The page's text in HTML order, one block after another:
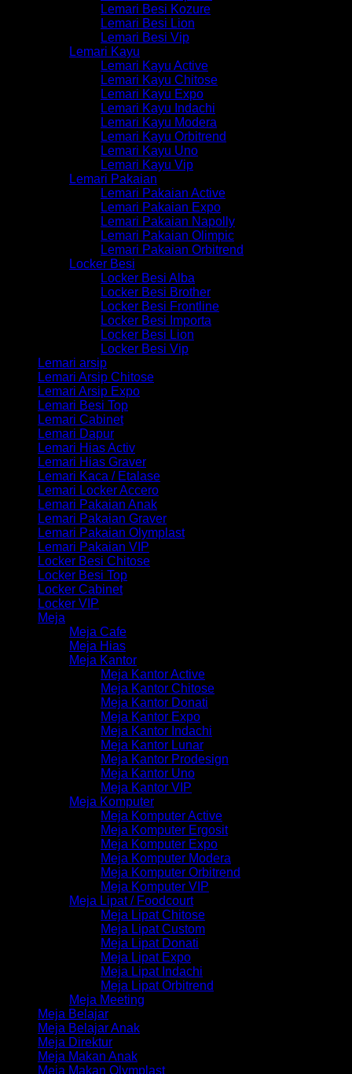
Lemari Besi Kozure
Lemari Besi Lion
Lemari Besi Vip
Lemari Kayu
Lemari Kayu Active
Lemari Kayu Chitose
Lemari Kayu Expo
Lemari Kayu Indachi
Lemari Kayu Modera
Lemari Kayu Orbitrend
Lemari Kayu Uno
Lemari Kayu Vip
Lemari Pakaian
Lemari Pakaian Active
Lemari Pakaian Expo
Lemari Pakaian Napolly
Lemari Pakaian Olimpic
Lemari Pakaian Orbitrend
Locker Besi
Locker Besi Alba
Locker Besi Brother
Locker Besi Frontline
Locker Besi Importa
Locker Besi Lion
Locker Besi Vip
Lemari arsip
Lemari Arsip Chitose
Lemari Arsip Expo
Lemari Besi Top
Lemari Cabinet
Lemari Dapur
Lemari Hias Activ
Lemari Hias Graver
Lemari Kaca / Etalase
Lemari Locker Accero
Lemari Pakaian Anak
Lemari Pakaian Graver
Lemari Pakaian Olymplast
Lemari Pakaian VIP
Locker Besi Chitose
Locker Besi Top
Locker Cabinet
Locker VIP
Meja
Meja Cafe
Meja Hias
Meja Kantor
Meja Kantor Active
Meja Kantor Chitose
Meja Kantor Donati
Meja Kantor Expo
Meja Kantor Indachi
Meja Kantor Lunar
Meja Kantor Prodesign
Meja Kantor Uno
Meja Kantor VIP
Meja Komputer
Meja Komputer Active
Meja Komputer Ergosit
Meja Komputer Expo
Meja Komputer Modera
Meja Komputer Orbitrend
Meja Komputer VIP
Meja Lipat / Foodcourt
Meja Lipat Chitose
Meja Lipat Custom
Meja Lipat Donati
Meja Lipat Expo
Meja Lipat Indachi
Meja Lipat Orbitrend
Meja Meeting
Meja Belajar
Meja Belajar Anak
Meja Direktur
Meja Makan Anak
Meja Makan Olymplast